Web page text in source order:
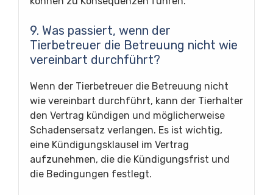
9. Was passiert, wenn der
Tierbetreuer die Betreuung nicht wie
vereinbart durchführt?
Wenn der Tierbetreuer die Betreuung nicht
wie vereinbart durchführt, kann der Tierhalter
den Vertrag kündigen und möglicherweise
Schadensersatz verlangen. Es ist wichtig,
eine Kündigungsklausel im Vertrag
aufzunehmen, die die Kündigungsfrist und
die Bedingungen festlegt.